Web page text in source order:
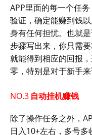
APP里面的每一个任
验证，确定能赚到钱
身有任何担忧。也就
步骤写出来，你只需
就能得到相应的回报
零，特别是对于新手来
NO.3 自动挂机赚钱
除了操作任务之外，
日入10+左右，多号